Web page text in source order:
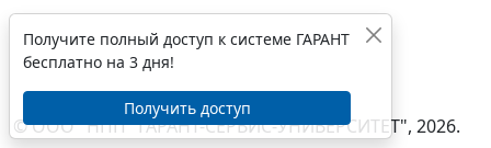
© ООО "НПП "ГАРАНТ-СЕРВИС-УНИВЕРСИТЕТ", 2026.
Получите полный доступ к системе ГАРАНТ
бесплатно на 3 дня!
Получить доступ